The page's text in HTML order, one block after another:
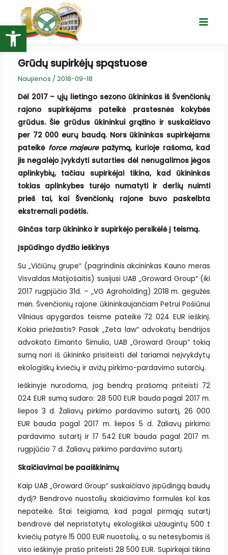
Open toolbar
turinio
Main
Grūdų supirkėjų spąstuose
Naujienos / 2018-09-18
Dėl 2017 – ųjų lietingo sezono ūkininkas iš Švenčionių
rajono supirkėjams pateikė prastesnės kokybės
grūdus. Šie grūdus ūkininkui grąžino ir suskaičiavo
per 72 000 eurų baudą. Nors ūkininkas supirkėjams
pateikė force majeure pažymą, kurioje rašoma, kad
jis negalėjo įvykdyti sutarties dėl nenugalimos jėgos
aplinkybių, tačiau supirkėjai tikina, kad ūkininkas
tokias aplinkybes turėjo numatyti ir derlių nuimti
prieš tai, kai Švenčionių rajone buvo paskelbta
ekstremali padėtis.
Ginčas tarp ūkininko ir supirkėjo persikėlė į teismą.
Įspūdingo dydžio ieškinys
Su „Vičiūnų grupe“ (pagrindinis akcininkas Kauno meras
Visvaldas Matijošaitis) susijusi UAB „Groward Group“ (iki
2017 rugpjūčio 31d. – „VG Agroholding) 2018 m. gegužės
mėn. Švenčionių rajone ūkininkaujančiam Petrui Pošiūnui
Vilniaus apygardos teisme pateikė 72 024 EUR ieškinį.
Kokia priežastis? Pasak „Zeta law“ advokatų bendrijos
advokato Eimanto Šimulio, UAB „Groward Group“ tokią
sumą nori iš ūkininko prisiteisti dėl tariamai neįvykdytų
ekologiškų kviečių ir avižų pirkimo-pardavimo sutarčių.
Ieškinyje nurodoma, jog bendrą prašomą priteisti 72
024 EUR sumą sudaro: 28 500 EUR bauda pagal 2017 m.
liepos 3 d. Žaliavų pirkimo pardavimo sutartį, 26 000
EUR bauda pagal 2017 m. liepos 5 d. Žaliavų pirkimo
pardavimo sutartį ir 17 542 EUR bauda pagal 2017 m.
rugpjūčio 7 d. Žaliavų pirkimo pardavimo sutartį.
Skaičiavimai be paaiškinimų
Kaip UAB „Groward Group“ suskaičiavo įspūdingą baudų
dydį? Bendrovė nuostolių skaičiavimo formulės kol kas
nepateikė. Štai teigiama, kad pagal pirmąją sutartį
bendrovė dėl nepristatytų ekologiškai užaugintų 500 t
kviečių patyrė 15 000 EUR nuostolių, o su netesybomis iš
viso ieškinyje prašo priteisti 28 500 EUR. Supirkėjai tikina